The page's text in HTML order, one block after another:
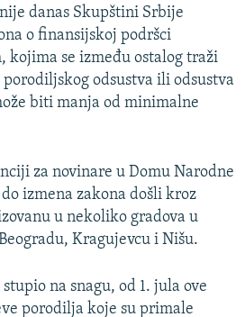
danas Skupštini Srbije
o finansijskoj podršci
kojima se između ostalog traži
odsustva ili odsustva
biti manja od minimalne
za novinare u Domu Narodne
izmena zakona došli kroz
u nekoliko gradova u
Kragujevcu i Nišu.
na snagu, od 1. jula ove
porodilja koje su primale